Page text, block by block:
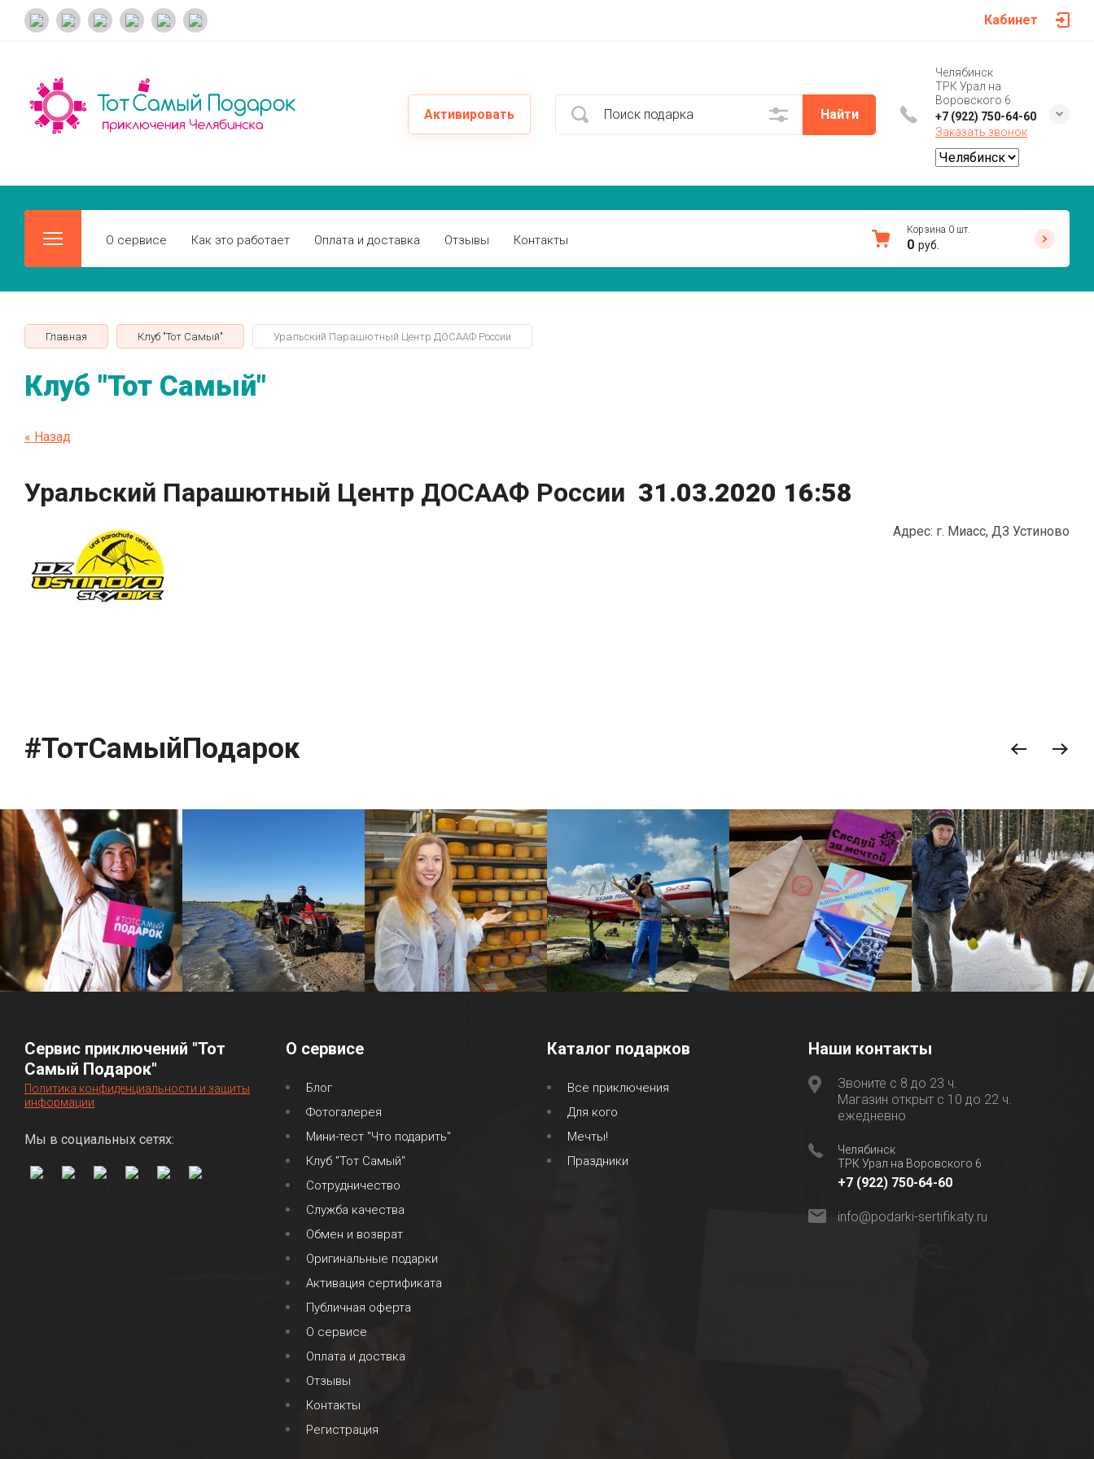
Кабинет
Активировать Найти
Челябинск
ТРК Урал на
Воровского 6
+7 (922) 750-64-60
Заказать звонок
О сервисе Как это работает Оплата и доставка Отзывы Контакты
Корзина 0 шт.
0 руб.
Главная Клуб "Тот Самый" Уральский Парашютный Центр ДОСААФ России
Клуб "Тот Самый"
« Назад
Уральский Парашютный Центр ДОСААФ России 31.03.2020 16:58
Адрес: г. Миасс, ДЗ Устиново
#ТотСамыйПодарок
Сервис приключений "Тот
Самый Подарок"
Политика конфиденциальности и защиты
информации
Мы в социальных сетях:
О сервисе
Блог
Фотогалерея
Мини-тест "Что подарить"
Клуб "Тот Самый"
Сотрудничество
Служба качества
Обмен и возврат
Оригинальные подарки
Активация сертификата
Публичная оферта
О сервисе
Оплата и доствка
Отзывы
Контакты
Регистрация
Каталог подарков
Все приключения
Для кого
Мечты!
Праздники
Наши контакты
Звоните с 8 до 23 ч.
Магазин открыт с 10 до 22 ч.
ежедневно
Челябинск
ТРК Урал на Воровского 6
+7 (922) 750-64-60
info@podarki-sertifikaty.ru